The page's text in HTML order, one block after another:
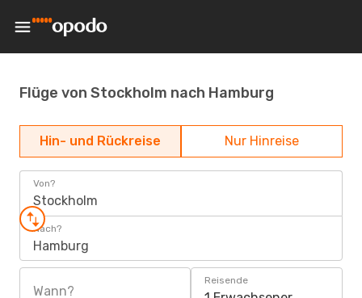
Flüge von Stockholm nach Hamburg
Hin- und Rückreise Nur Hinreise
Von?
Stockholm
Nach?
Hamburg
Wann?
Reisende